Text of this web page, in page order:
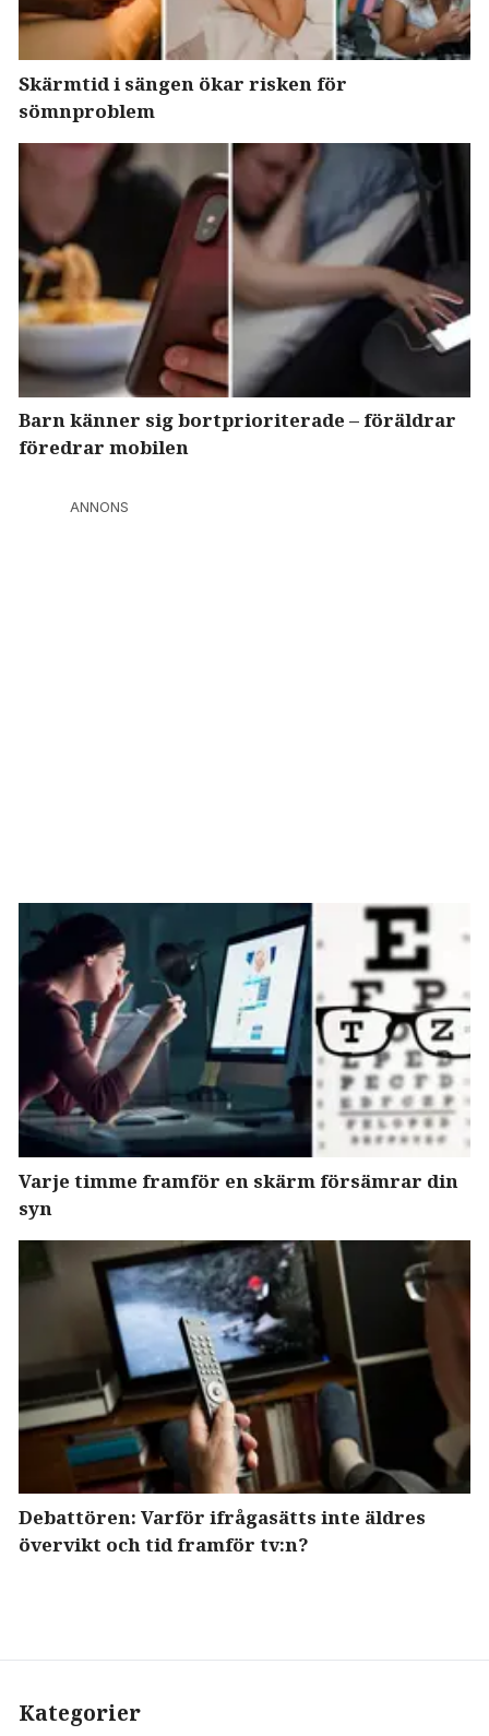
Skärmtid i sängen ökar risken för
sömnproblem
Barn känner sig bortprioriterade – föräldrar
föredrar mobilen
ANNONS
Varje timme framför en skärm försämrar din
syn
Debattören: Varför ifrågasätts inte äldres
övervikt och tid framför tv:n?
Kategorier